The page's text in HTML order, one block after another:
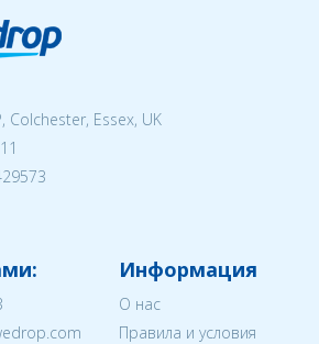
Colchester, Essex, UK
Информация
О нас
Правила и условия